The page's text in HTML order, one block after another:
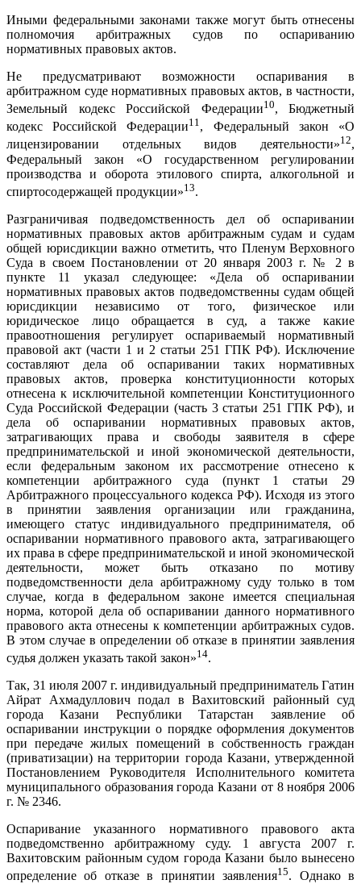
Иными федеральными законами также могут быть отнесены
полномочия арбитражных судов по оспариванию
нормативных правовых актов.
Не предусматривают возможности оспаривания в
арбитражном суде нормативных правовых актов, в частности,
Земельный кодекс Российской Федерации10, Бюджетный
кодекс Российской Федерации11, Федеральный закон «О
лицензировании отдельных видов деятельности»12,
Федеральный закон «О государственном регулировании
производства и оборота этилового спирта, алкогольной и
спиртосодержащей продукции»13.
Разграничивая подведомственность дел об оспаривании
нормативных правовых актов арбитражным судам и судам
общей юрисдикции важно отметить, что Пленум Верховного
Суда в своем Постановлении от 20 января 2003 г. № 2 в
пункте 11 указал следующее: «Дела об оспаривании
нормативных правовых актов подведомственны судам общей
юрисдикции независимо от того, физическое или
юридическое лицо обращается в суд, а также какие
правоотношения регулирует оспариваемый нормативный
правовой акт (части 1 и 2 статьи 251 ГПК РФ). Исключение
составляют дела об оспаривании таких нормативных
правовых актов, проверка конституционности которых
отнесена к исключительной компетенции Конституционного
Суда Российской Федерации (часть 3 статьи 251 ГПК РФ), и
дела об оспаривании нормативных правовых актов,
затрагивающих права и свободы заявителя в сфере
предпринимательской и иной экономической деятельности,
если федеральным законом их рассмотрение отнесено к
компетенции арбитражного суда (пункт 1 статьи 29
Арбитражного процессуального кодекса РФ). Исходя из этого
в принятии заявления организации или гражданина,
имеющего статус индивидуального предпринимателя, об
оспаривании нормативного правового акта, затрагивающего
их права в сфере предпринимательской и иной экономической
деятельности, может быть отказано по мотиву
подведомственности дела арбитражному суду только в том
случае, когда в федеральном законе имеется специальная
норма, которой дела об оспаривании данного нормативного
правового акта отнесены к компетенции арбитражных судов.
В этом случае в определении об отказе в принятии заявления
судья должен указать такой закон»14.
Так, 31 июля 2007 г. индивидуальный предприниматель Гатин
Айрат Ахмадуллович подал в Вахитовский районный суд
города Казани Республики Татарстан заявление об
оспаривании инструкции о порядке оформления документов
при передаче жилых помещений в собственность граждан
(приватизации) на территории города Казани, утвержденной
Постановлением Руководителя Исполнительного комитета
муниципального образования города Казани от 8 ноября 2006
г. № 2346.
Оспаривание указанного нормативного правового акта
подведомственно арбитражному суду. 1 августа 2007 г.
Вахитовским районным судом города Казани было вынесено
определение об отказе в принятии заявления15. Однако в